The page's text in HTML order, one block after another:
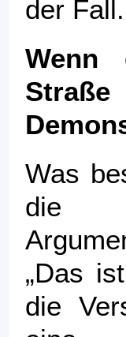
der Fall.
Wenn
Was
die
„Das
die